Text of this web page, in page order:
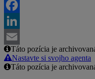
Twitter
Facebook
LinkedIn
Email
Táto pozícia je
Nastavte si svojho agenta
Táto pozícia je